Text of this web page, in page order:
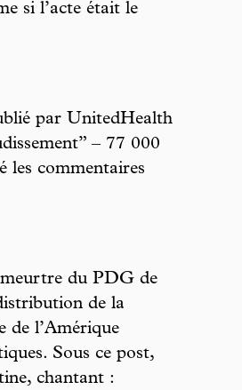
si l’acte était le
par UnitedHealth
– 77 000
les commentaires
du PDG de
de la
de l’Amérique
Sous ce post,
chantant :